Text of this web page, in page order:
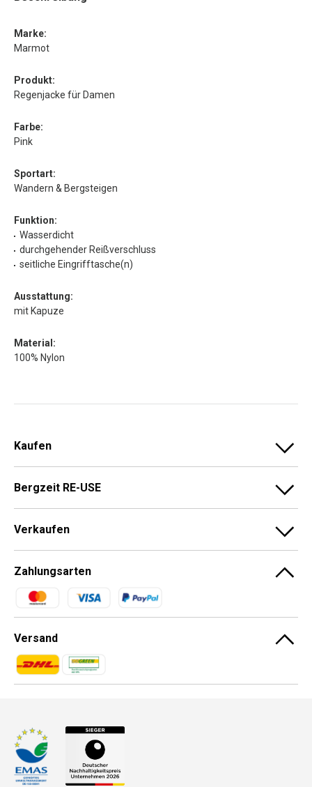
Marke:
Marmot
Produkt:
Regenjacke für Damen
Farbe:
Pink
Sportart:
Wandern & Bergsteigen
Funktion:
Wasserdicht
durchgehender Reißverschluss
seitliche Eingrifftasche(n)
Ausstattung:
mit Kapuze
Material:
100% Nylon
Kaufen
Bergzeit RE-USE
Verkaufen
Zahlungsarten
Zahlungsmethoden
Versand
Zahlungsmethoden
Zahlungsmethoden